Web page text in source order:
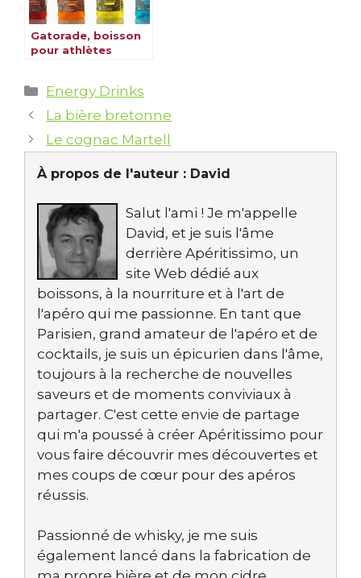
Gatorade, boisson
pour athlètes
Catégories
Energy Drinks
La bière bretonne
Le cognac Martell
À propos de l'auteur : David
Salut l'ami ! Je m'appelle
David, et je suis l'âme
derrière Apéritissimo, un
site Web dédié aux
boissons, à la nourriture et à l'art de
l'apéro qui me passionne. En tant que
Parisien, grand amateur de l'apéro et de
cocktails, je suis un épicurien dans l'âme,
toujours à la recherche de nouvelles
saveurs et de moments conviviaux à
partager. C'est cette envie de partage
qui m'a poussé à créer Apéritissimo pour
vous faire découvrir mes découvertes et
mes coups de cœur pour des apéros
réussis.
Passionné de whisky, je me suis
également lancé dans la fabrication de